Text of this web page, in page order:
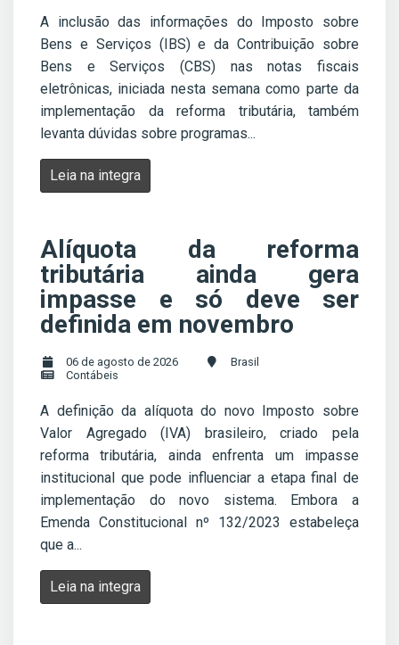
A inclusão das informações do Imposto sobre
Bens e Serviços (IBS) e da Contribuição sobre
Bens e Serviços (CBS) nas notas fiscais
eletrônicas, iniciada nesta semana como parte da
implementação da reforma tributária, também
levanta dúvidas sobre programas...
Leia na integra
Alíquota da reforma
tributária ainda gera
impasse e só deve ser
definida em novembro
06 de agosto de 2026
Brasil
Contábeis
A definição da alíquota do novo Imposto sobre
Valor Agregado (IVA) brasileiro, criado pela
reforma tributária, ainda enfrenta um impasse
institucional que pode influenciar a etapa final de
implementação do novo sistema. Embora a
Emenda Constitucional nº 132/2023 estabeleça
que a...
Leia na integra